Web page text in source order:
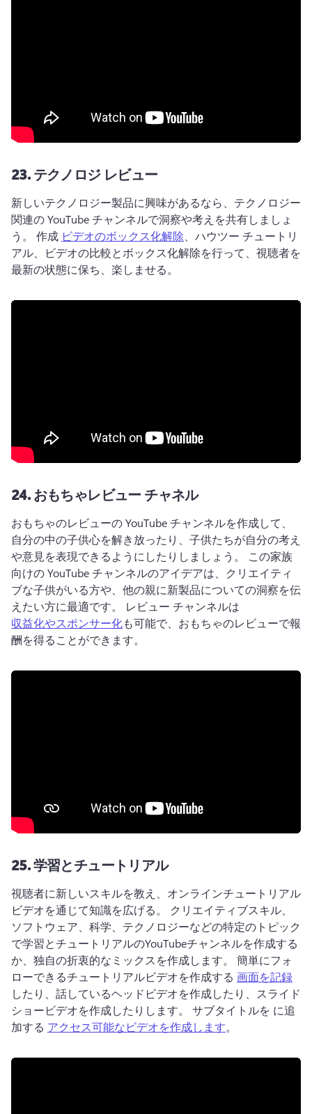
23.テクノロジ レビュー
新しいテクノロジー製品に興味があるなら、テクノロジー
関連の YouTube チャンネルで洞察や考えを共有しましょ
う。 作成 ビデオのボックス化解除 、ハウツー チュートリ
アル、ビデオの比較とボックス化解除を行って、視聴者を
最新の状態に保ち、楽しませる。
24.おもちゃレビュー チャネル
おもちゃのレビューの YouTube チャンネルを作成して、
自分の中の子供心を解き放ったり、子供たちが自分の考え
や意見を表現できるようにしたりしましょう。 この家族
向けの YouTube チャンネルのアイデアは、クリエイティ
ブな子供がいる方や、他の親に新製品についての洞察を伝
えたい方に最適です。 レビュー チャンネルは
収益化やスポンサー化も可能で、おもちゃのレビューで報
酬を得ることができます。
25.学習とチュートリアル
視聴者に新しいスキルを教え、オンラインチュートリアル
ビデオを通じて知識を広げる。 クリエイティブスキル、
ソフトウェア、科学、テクノロジーなどの特定のトピック
で学習とチュートリアルのYouTubeチャンネルを作成する
か、独自の折衷的なミックスを作成します。 簡単にフォ
ローできるチュートリアルビデオを作成する 画面を記録
したり、話しているヘッドビデオを作成したり、スライド
ショービデオを作成したりします。 サブタイトルを に追
加する アクセス可能なビデオを作成します。